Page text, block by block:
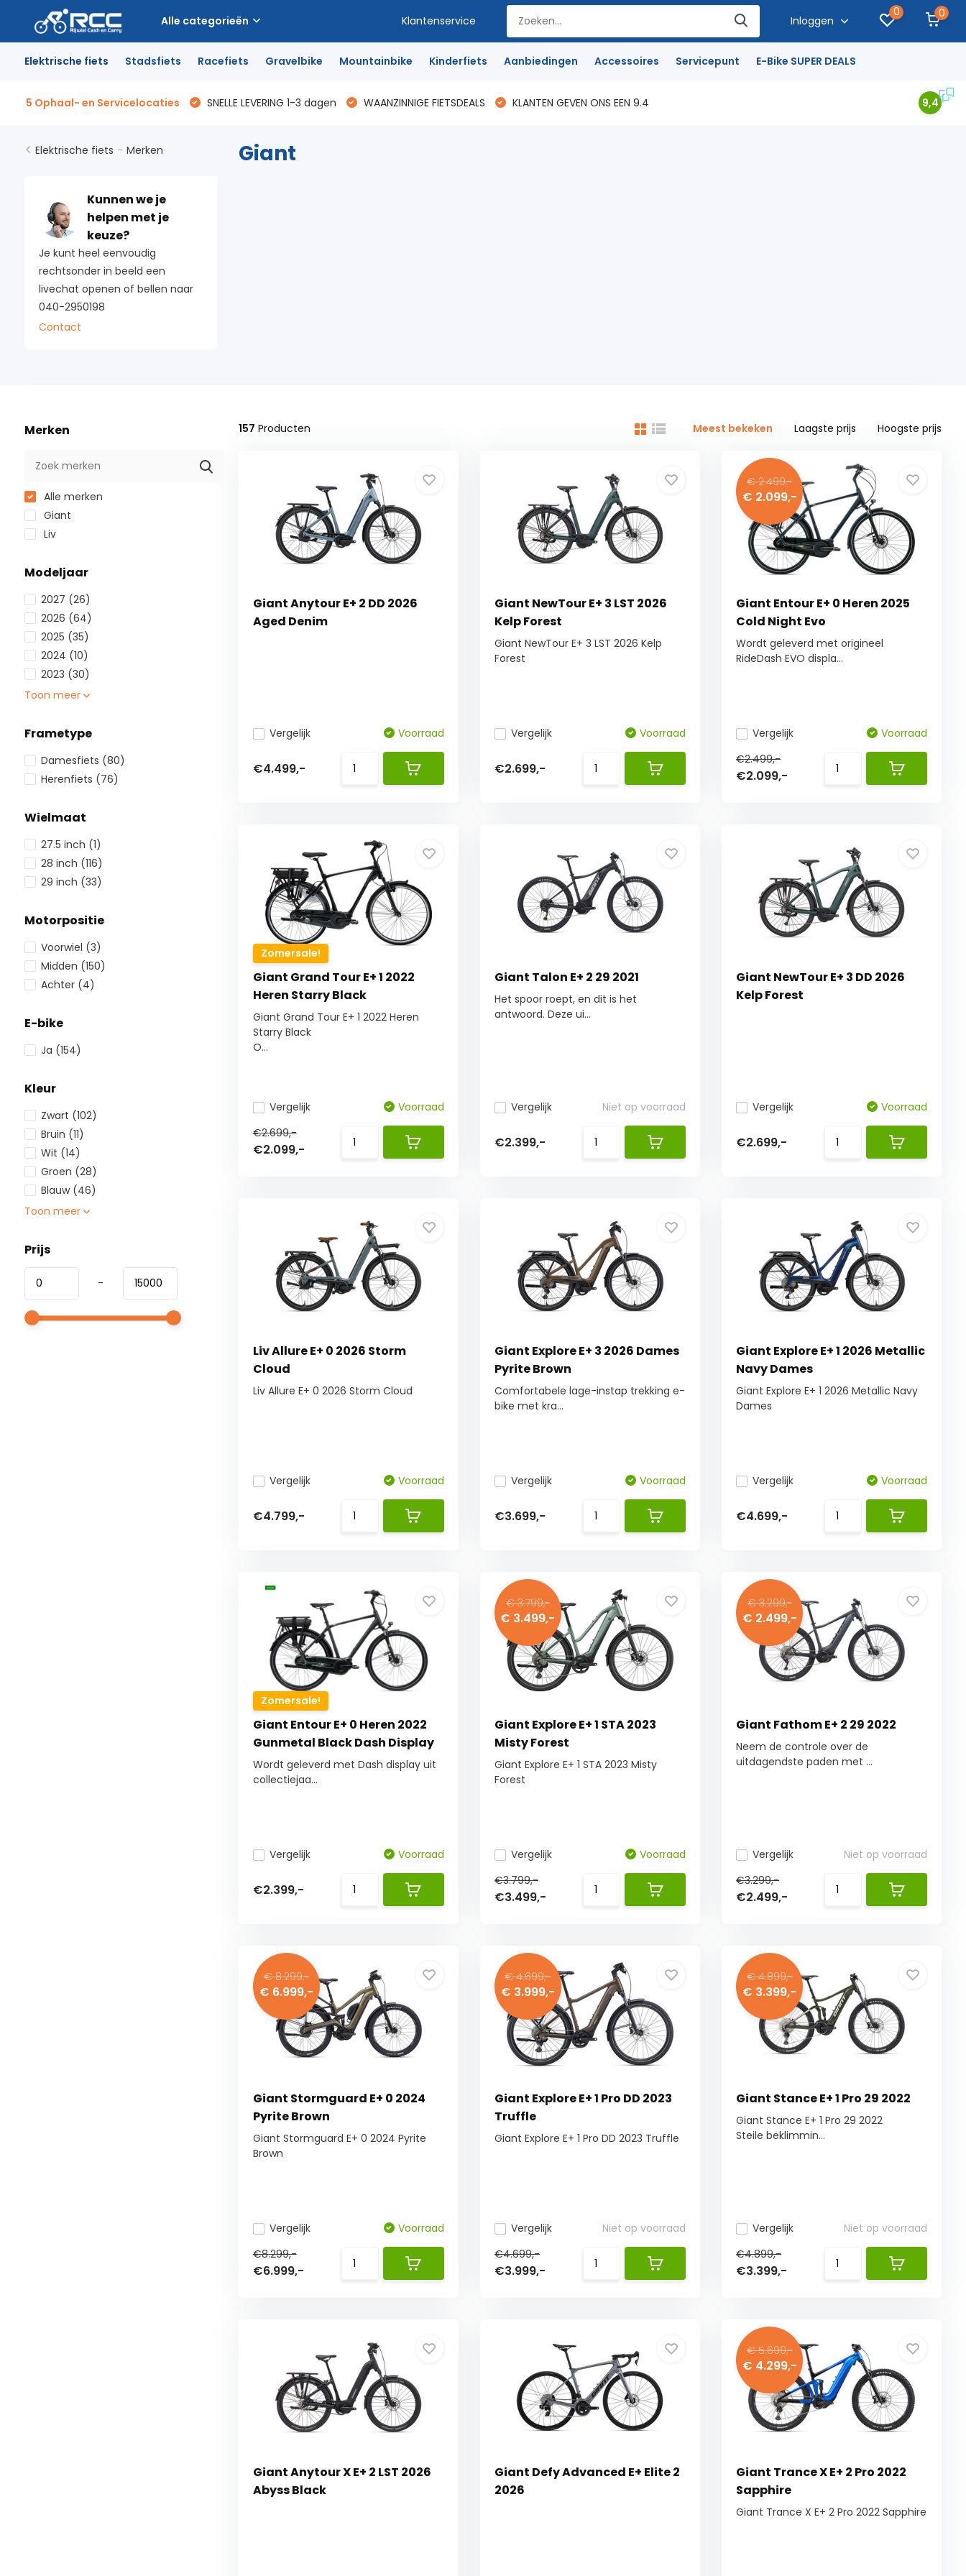
Alle categorieën Klantenservice Inloggen
0 0
Elektrische fiets Stadsfiets Racefiets Gravelbike Mountainbike Kinderfiets Aanbiedingen Accessoires Servicepunt E-Bike SUPER DEALS
5 Ophaal- en Servicelocaties SNELLE LEVERING 1-3 dagen WAANZINNIGE FIETSDEALS KLANTEN GEVEN ONS EEN 9.4 9,4
Elektrische fiets - Merken
Kunnen we je
helpen met je
keuze?
Je kunt heel eenvoudig
rechtsonder in beeld een
livechat openen of bellen naar
040-2950198
Contact
Giant
Merken
Alle merken
Giant
Liv
Modeljaar
2027 (26)
2026 (64)
2025 (35)
2024 (10)
2023 (30)
Toon meer
Frametype
Damesfiets (80)
Herenfiets (76)
Wielmaat
27.5 inch (1)
28 inch (116)
29 inch (33)
Motorpositie
Voorwiel (3)
Midden (150)
Achter (4)
E-bike
Ja (154)
Kleur
Zwart (102)
Bruin (11)
Wit (14)
Groen (28)
Blauw (46)
Toon meer
Prijs
-
157 Producten Meest bekeken Laagste prijs Hoogste prijs
Giant Anytour E+ 2 DD 2026
Aged Denim
Vergelijk Voorraad
€4.499,-
Giant NewTour E+ 3 LST 2026
Kelp Forest
Giant NewTour E+ 3 LST 2026 Kelp
Forest
Vergelijk Voorraad
€2.699,-
€ 2.499,-
€ 2.099,-
Giant Entour E+ 0 Heren 2025
Cold Night Evo
Wordt geleverd met origineel
RideDash EVO displa...
Vergelijk
Voorraad
€2.499,-
€2.099,-
Zomersale!
Giant Grand Tour E+ 1 2022
Heren Starry Black
Giant Grand Tour E+ 1 2022 Heren
Starry Black
O...
Vergelijk
Voorraad
€2.699,-
€2.099,-
Giant Talon E+ 2 29 2021
Het spoor roept, en dit is het
antwoord. Deze ui...
Vergelijk Niet op voorraad
€2.399,-
Giant NewTour E+ 3 DD 2026
Kelp Forest
Vergelijk Voorraad
€2.699,-
Liv Allure E+ 0 2026 Storm
Cloud
Liv Allure E+ 0 2026 Storm Cloud
Vergelijk Voorraad
€4.799,-
Giant Explore E+ 3 2026 Dames
Pyrite Brown
Comfortabele lage-instap trekking e-
bike met kra...
Vergelijk Voorraad
€3.699,-
Giant Explore E+ 1 2026 Metallic
Navy Dames
Giant Explore E+ 1 2026 Metallic Navy
Dames
Vergelijk Voorraad
€4.699,-
Zomersale!
Giant Entour E+ 0 Heren 2022
Gunmetal Black Dash Display
Wordt geleverd met Dash display uit
collectiejaa...
Vergelijk Voorraad
€2.399,-
€ 3.799,-
€ 3.499,-
Giant Explore E+ 1 STA 2023
Misty Forest
Giant Explore E+ 1 STA 2023 Misty
Forest
Vergelijk
Voorraad
€3.799,-
€3.499,-
€ 3.299,-
€ 2.499,-
Giant Fathom E+ 2 29 2022
Neem de controle over de
uitdagendste paden met ...
Vergelijk
Niet op voorraad
€3.299,-
€2.499,-
€ 8.299,-
€ 6.999,-
Giant Stormguard E+ 0 2024
Pyrite Brown
Giant Stormguard E+ 0 2024 Pyrite
Brown
Vergelijk
Voorraad
€8.299,-
€6.999,-
€ 4.699,-
€ 3.999,-
Giant Explore E+ 1 Pro DD 2023
Truffle
Giant Explore E+ 1 Pro DD 2023 Truffle
Vergelijk
Niet op voorraad
€4.699,-
€3.999,-
€ 4.899,-
€ 3.399,-
Giant Stance E+ 1 Pro 29 2022
Giant Stance E+ 1 Pro 29 2022
Steile beklimmin...
Vergelijk
Niet op voorraad
€4.899,-
€3.399,-
Giant Anytour X E+ 2 LST 2026
Abyss Black
Giant Defy Advanced E+ Elite 2
2026
€ 5.699,-
€ 4.299,-
Giant Trance X E+ 2 Pro 2022
Sapphire
Giant Trance X E+ 2 Pro 2022 Sapphire